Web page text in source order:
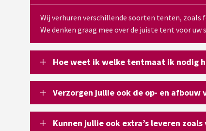
Wij verhuren verschillende soorten tenten,
We denken graag mee over de juiste tent voor uw
Hoe weet ik welke tentmaat ik nodig
Verzorgen jullie ook de op- en afbouw
Kunnen jullie ook extra’s leveren